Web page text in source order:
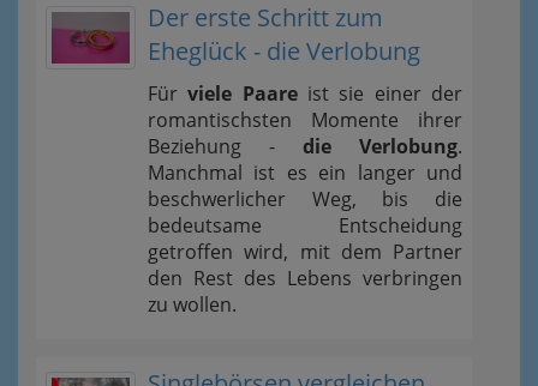
Der erste Schritt zum
Eheglück - die Verlobung
Fürviele Paareist sie einer der
romantischsten Momente ihrer
Beziehung - die Verlobung.
Manchmal ist es ein langer und
beschwerlicher Weg, bis die
bedeutsame Entscheidung
getroffen wird, mit dem Partner
den Rest des Lebens verbringen
zu wollen.